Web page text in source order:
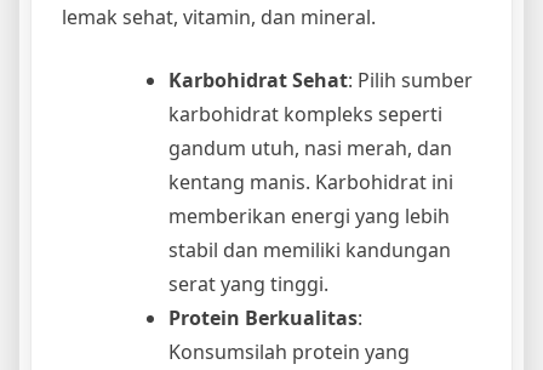
lemak sehat, vitamin, dan mineral.
Karbohidrat Sehat: Pilih sumber
karbohidrat kompleks seperti
gandum utuh, nasi merah, dan
kentang manis. Karbohidrat ini
memberikan energi yang lebih
stabil dan memiliki kandungan
serat yang tinggi.
Protein Berkualitas:
Konsumsilah protein yang